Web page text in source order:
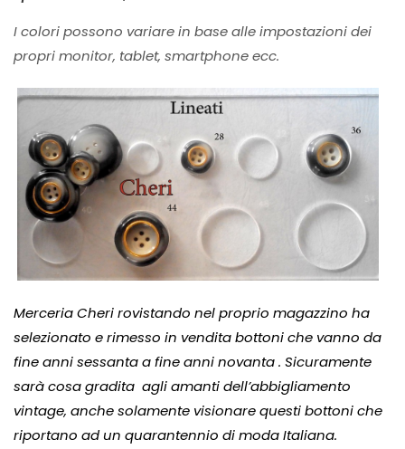
I colori possono variare in base alle impostazioni dei
propri monitor, tablet, smartphone ecc.
Merceria Cheri rovistando nel proprio magazzino ha
selezionato e rimesso in vendita bottoni che vanno da
fine anni sessanta a fine anni novanta . Sicuramente
sarà cosa gradita agli amanti dell’abbigliamento
vintage, anche solamente visionare questi bottoni che
riportano ad un quarantennio di moda Italiana.